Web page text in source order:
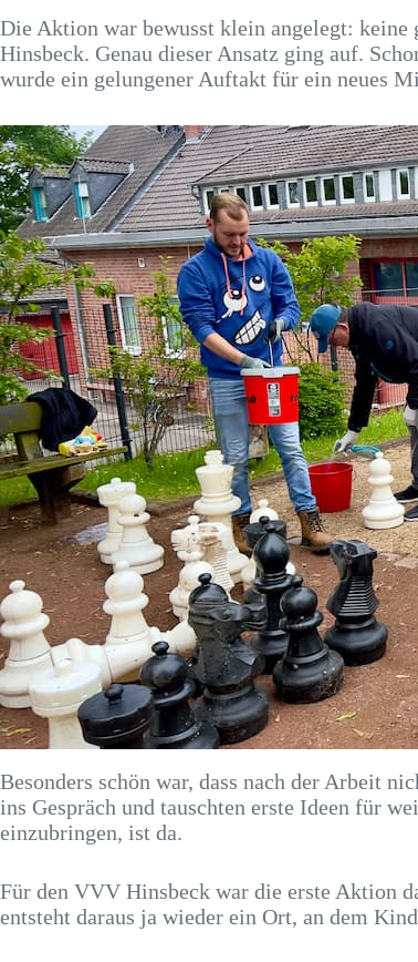
Die Aktion war bewusst klein angelegt: keine
Hinsbeck. Genau dieser Ansatz ging auf.
wurde ein gelungener Auftakt für ein neues
Besonders schön war, dass nach der Arbeit
ins Gespräch und tauschten erste Ideen für
einzubringen, ist da.
Für den VVV Hinsbeck war die erste Aktion
entsteht daraus ja wieder ein Ort, an dem